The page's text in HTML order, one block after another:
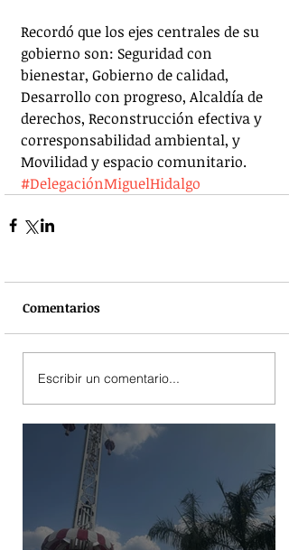
Recordó que los ejes centrales de su
gobierno son: Seguridad con
bienestar, Gobierno de calidad,
Desarrollo con progreso, Alcaldía de
derechos, Reconstrucción efectiva y
corresponsabilidad ambiental, y
Movilidad y espacio comunitario.
#DelegaciónMiguelHidalgo
Comentarios
Escribir un comentario...